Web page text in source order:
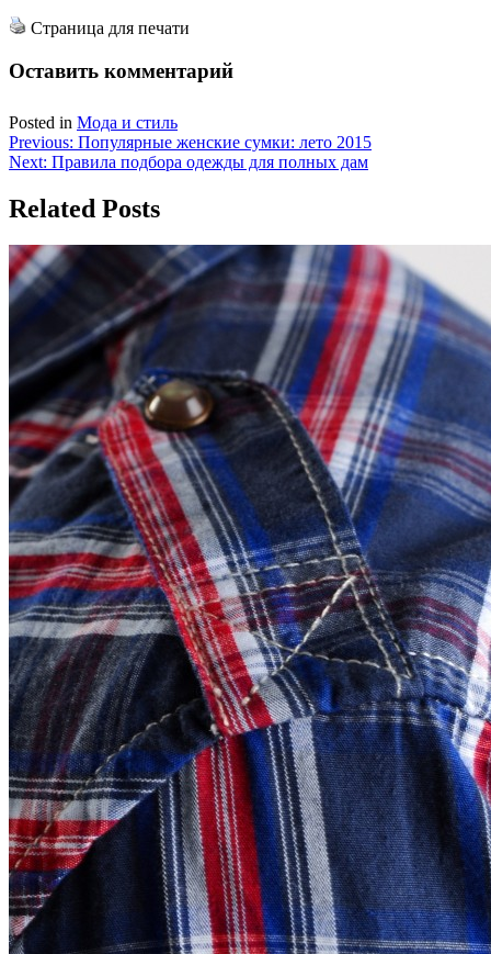
Страница для печати
Оставить комментарий
Posted in Мода и стиль
Навигация
по
записям
Previous: Популярные женские сумки: лето 2015
Next: Правила подбора одежды для полных дам
Related Posts